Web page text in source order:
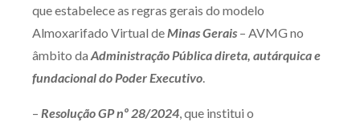
que estabelece as regras gerais do modelo
Almoxarifado Virtual deMinas Gerais – AVMG no
âmbito da Administração Pública direta, autárquica e
fundacional do Poder Executivo.
– Resolução GP nº 28/2024, que institui o